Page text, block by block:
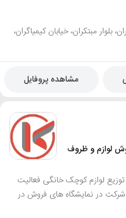
بلوار مبتکران، خیابان کیمیاگران،
مشاهده پروفایل
لوازم و ظروف
از سال 1385 در زمینه توزیع لوازم کوچک خانگی فعالیت
در سال 1389 شروع به شرکت در نمایشگاه های فروش در